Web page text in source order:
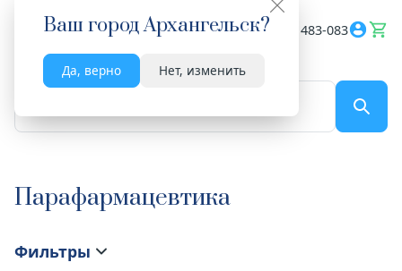
Ваш городАрхангельск?
Да, верно Нет, изменить
Весь сайт 8182 483-083
Парафармацевтика
Фильтры